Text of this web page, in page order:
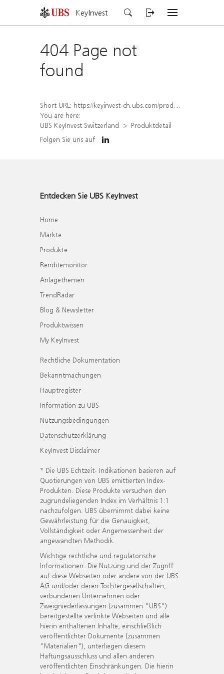
KeyInvest
404 Page not
found
Short URL: https://keyinvest-ch.ubs.com/produkt/detail/index/isin/CH1558307034
You are here:
UBS KeyInvest Switzerland
Produktdetail
Folgen Sie uns auf
Entdecken Sie UBS KeyInvest
Home
Märkte
Produkte
Renditemonitor
Anlagethemen
TrendRadar
Blog & Newsletter
Produktwissen
My KeyInvest
Rechtliche Dokumentation
Bekanntmachungen
Hauptregister
Information zu UBS
Nutzungsbedingungen
Datenschutzerklärung
KeyInvest Disclaimer
* Die UBS Echtzeit- Indikationen basieren auf
Quotierungen von UBS emittierten Index-
Produkten. Diese Produkte versuchen den
zugrundeliegenden Index im Verhältnis 1:1
nachzufolgen. UBS übernimmt dabei keine
Gewährleistung für die Genauigkeit,
Vollständigkeit oder Angemessenheit der
angewandten Methodik.
Wichtige rechtliche und regulatorische
Informationen. Die Nutzung und der Zugriff
auf diese Webseiten oder andere von der UBS
AG und/oder deren Tochtergesellschaften,
verbundenen Unternehmen oder
Zweigniederlassungen (zusammen "UBS")
bereitgestellte verlinkte Webseiten und alle
hierin enthaltenen Inhalte, einschließlich
veröffentlichter Dokumente (zusammen
"Materialien"), unterliegen diesem
Haftungsausschluss und allen anderen
veröffentlichten Einschränkungen. Die hierin